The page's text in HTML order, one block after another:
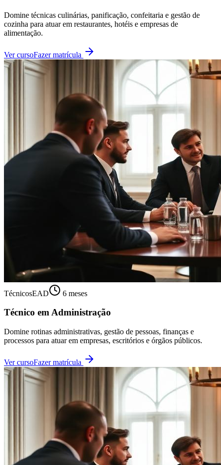
Domine técnicas culinárias, panificação, confeitaria e gestão de
cozinha para atuar em restaurantes, hotéis e empresas de
alimentação.
Ver cursoFazer matrícula
TécnicosEAD 6 meses
Técnico em Administração
Domine rotinas administrativas, gestão de pessoas, finanças e
processos para atuar em empresas, escritórios e órgãos públicos.
Ver cursoFazer matrícula